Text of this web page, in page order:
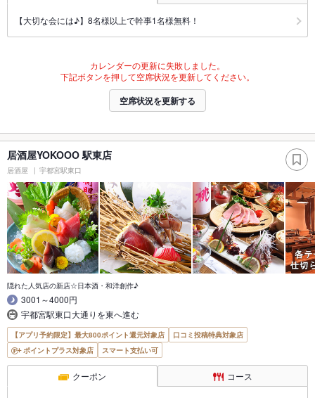
【大切な会には♪】8名様以上で幹事1名様無料！
カレンダーの更新に失敗しました。
下記ボタンを押して空席状況を更新してください。
空席状況を更新する
居酒屋YOKOOO 駅東店
居酒屋 宇都宮駅東口
隠れた人気店の新店☆日本酒・和洋創作♪
3001～4000円
宇都宮駅東口大通りを東へ進む
【アプリ予約限定】最大800ポイント還元対象店
口コミ投稿特典対象店
ポイントプラス対象店
スマート支払い可
クーポン コース